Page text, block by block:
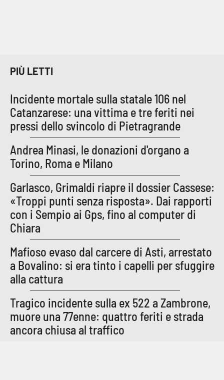
LaC TV
LaC Network
LaC OnAir
EDIZIONI
LOCALI
Catanzaro
Crotone
Vibo Valentia
Reggio Calabria
Cosenza
PIÙ LETTI
Incidente mortale sulla statale 106 nel
Catanzarese: una vittima e tre feriti nei
pressi dello svincolo di Pietragrande
Andrea Minasi, le donazioni d'organo a
Torino, Roma e Milano
Garlasco, Grimaldi riapre il dossier Cassese:
«Troppi punti senza risposta». Dai rapporti
con i Sempio ai Gps, fino al computer di
Chiara
Mafioso evaso dal carcere di Asti, arrestato
a Bovalino: si era tinto i capelli per sfuggire
alla cattura
Tragico incidente sulla ex 522 a Zambrone,
muore una 77enne: quattro feriti e strada
ancora chiusa al traffico